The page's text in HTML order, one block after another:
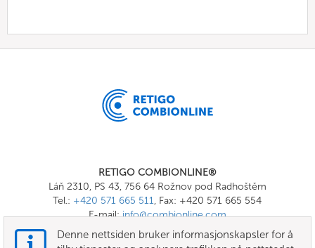
RETIGO COMBIONLINE®
Láň 2310, PS 43, 756 64 Rožnov pod Radhoštěm
Tel.: +420 571 665 511, Fax: +420 571 665 554
E-mail:info@combionline.com
Denne nettsiden bruker informasjonskapsler for å